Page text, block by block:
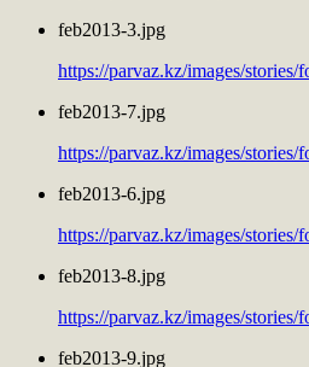
feb2013-3.jpg
https://parvaz.kz/images/
feb2013-7.jpg
https://parvaz.kz/images/
feb2013-6.jpg
https://parvaz.kz/images/
feb2013-8.jpg
https://parvaz.kz/images/
feb2013-9.jpg